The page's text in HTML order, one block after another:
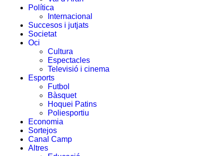
Política
Internacional
Succesos i jutjats
Societat
Oci
Cultura
Espectacles
Televisió i cinema
Esports
Futbol
Bàsquet
Hoquei Patins
Poliesportiu
Economia
Sortejos
Canal Camp
Altres